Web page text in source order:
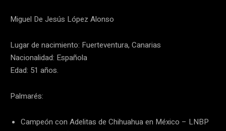
Miguel De Jesús López Alonso
Lugar de nacimiento: Fuerteventura, Canarias
Nacionalidad: Española
Edad: 51 años.
Palmarés:
Campeón con Adelitas de Chihuahua en México – LNBP